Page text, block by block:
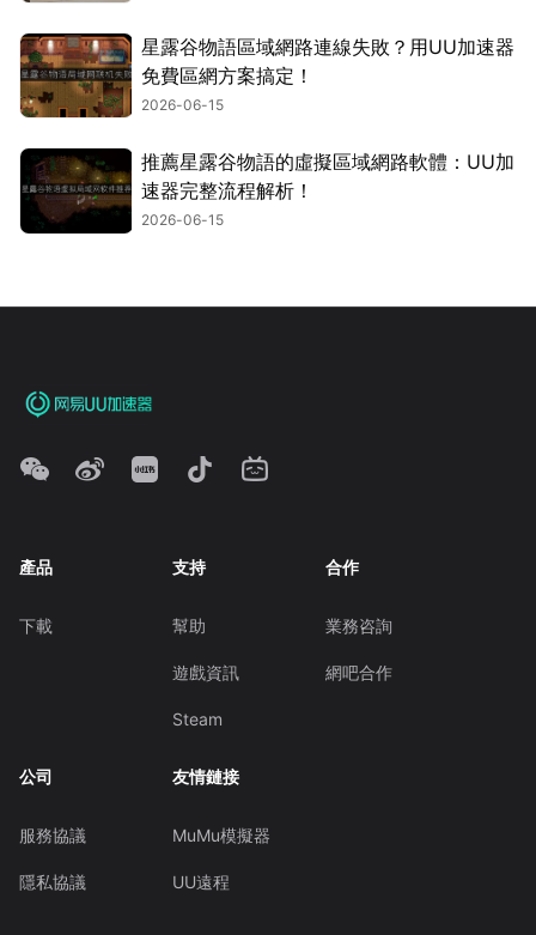
星露谷物語區域網路連線失敗？用UU加速器
免費區網方案搞定！
2026-06-15
推薦星露谷物語的虛擬區域網路軟體：UU加
速器完整流程解析！
2026-06-15
產品
下載
支持
幫助
遊戲資訊
Steam
合作
業務咨詢
網吧合作
公司
服務協議
隱私協議
友情鏈接
MuMu模擬器
UU遠程